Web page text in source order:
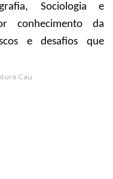
Sociologia e
conhecimento da
e desafios que
Cau